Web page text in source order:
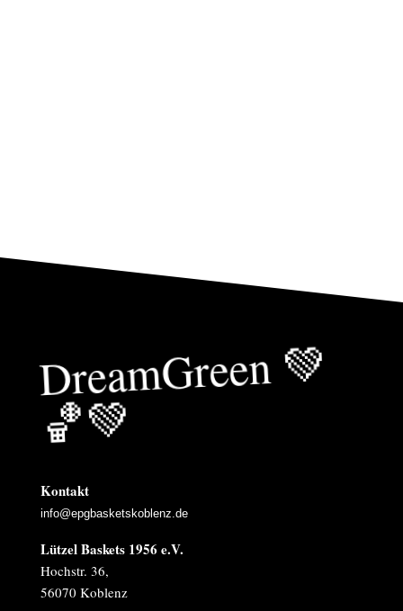
Drea
mGreen
💚
🏀
💚
Kontakt
info@epgbasketskoblenz.de
Lützel Baskets 1956 e.V.
Hochstr. 36,
56070 Koblenz